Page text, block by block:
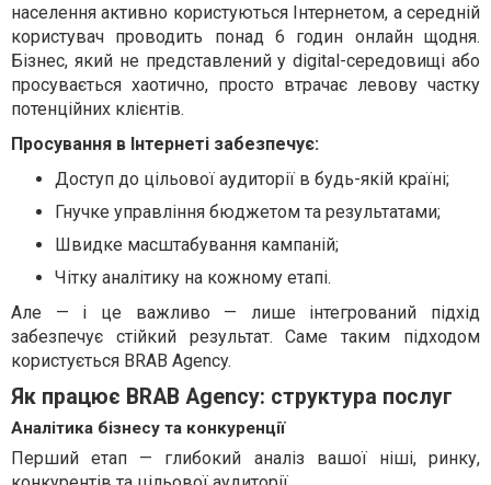
населення активно користуються Інтернетом, а середній
користувач проводить понад 6 годин онлайн щодня.
Бізнес, який не представлений у digital-середовищі або
просувається хаотично, просто втрачає левову частку
потенційних клієнтів.
Просування в Інтернеті забезпечує:
Доступ до цільової аудиторії в будь-якій країні;
Гнучке управління бюджетом та результатами;
Швидке масштабування кампаній;
Чітку аналітику на кожному етапі.
Але — і це важливо — лише інтегрований підхід
забезпечує стійкий результат. Саме таким підходом
користується BRAB Agency.
Як працює BRAB Agency: структура послуг
Аналітика бізнесу та конкуренції
Перший етап — глибокий аналіз вашої ніші, ринку,